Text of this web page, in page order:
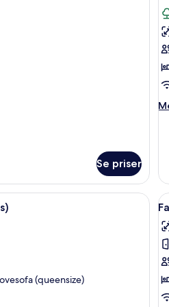
and
Se priser
–
(2
(2
Sengetøy av topp kvalitet, dundyner,
(queensize)
2